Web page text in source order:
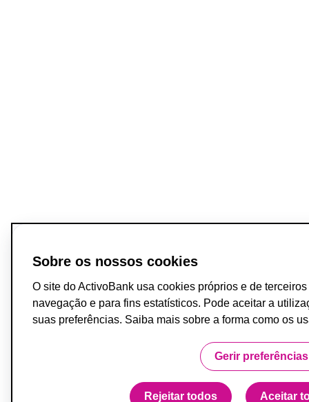
Sobre os nossos cookies
O site do ActivoBank usa cookies próprios e de
navegação e para fins estatísticos. Pode aceitar a
suas preferências. Saiba mais sobre a forma como os
Gerir preferências
Rejeitar todos Aceitar